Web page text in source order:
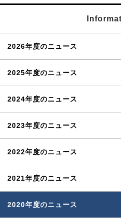
2026年度のニュース
2025年度のニュース
2024年度のニュース
2023年度のニュース
2022年度のニュース
2021年度のニュース
2020年度のニュース